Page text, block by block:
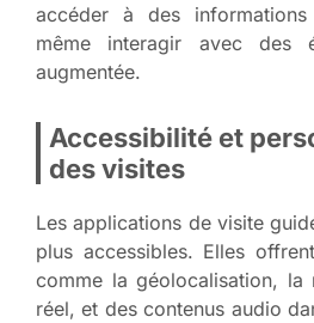
accéder à des informations
même interagir avec des
augmentée.
Accessibilité et
des visites
Les applications de visite
plus accessibles. Elles
comme la géolocalisation, la
réel, et des contenus audio